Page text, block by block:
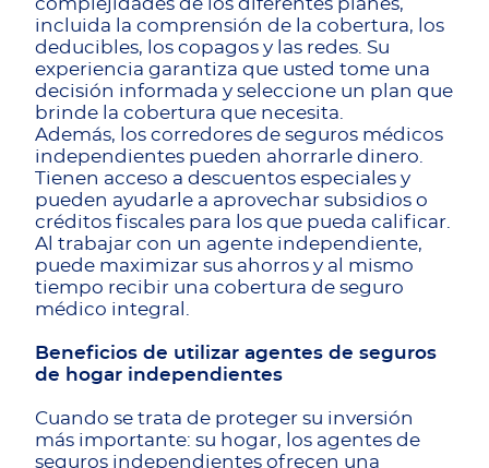
complejidades de los diferentes planes,
incluida la comprensión de la cobertura, los
deducibles, los copagos y las redes. Su
experiencia garantiza que usted tome una
decisión informada y seleccione un plan que
brinde la cobertura que necesita.
Además, los corredores de seguros médicos
independientes pueden ahorrarle dinero.
Tienen acceso a descuentos especiales y
pueden ayudarle a aprovechar subsidios o
créditos fiscales para los que pueda calificar.
Al trabajar con un agente independiente,
puede maximizar sus ahorros y al mismo
tiempo recibir una cobertura de seguro
médico integral.
Beneficios de utilizar agentes de seguros
de hogar independientes
Cuando se trata de proteger su inversión
más importante: su hogar, los agentes de
seguros independientes ofrecen una